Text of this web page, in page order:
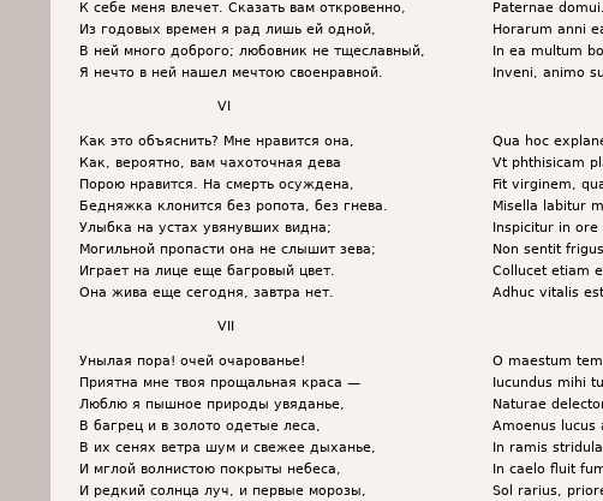
К себе меня влечет. Сказать вам откровенно,
Из годовых времен я рад лишь ей одной,
В ней много доброго; любовник не тщеславный,
Я нечто в ней нашел мечтою своенравной.
VI
Как это объяснить? Мне нравится она,
Как, вероятно, вам чахоточная дева
Порою нравится. На смерть осуждена,
Бедняжка клонится без ропота, без гнева.
Улыбка на устах увянувших видна;
Могильной пропасти она не слышит зева;
Играет на лице еще багровый цвет.
Она жива еще сегодня, завтра нет.
VII
Унылая пора! очей очарованье!
Приятна мне твоя прощальная краса —
Люблю я пышное природы увяданье,
В багрец и в золото одетые леса,
В их сенях ветра шум и свежее дыханье,
И мглой волнистою покрыты небеса,
И редкий солнца луч, и первые морозы,
Paternae
Horarum anni
In ea multum
Inveni, animo
Qua hoc
Vt phthisicam
Fit virginem,
Misella labitur
Inspicitur in ore
Non sentit
Collucet etiam
Adhuc vitalis
O maestum
Iucundus mihi
Naturae
Amoenus lucus
In ramis
In caelo fluit
Sol rarius,